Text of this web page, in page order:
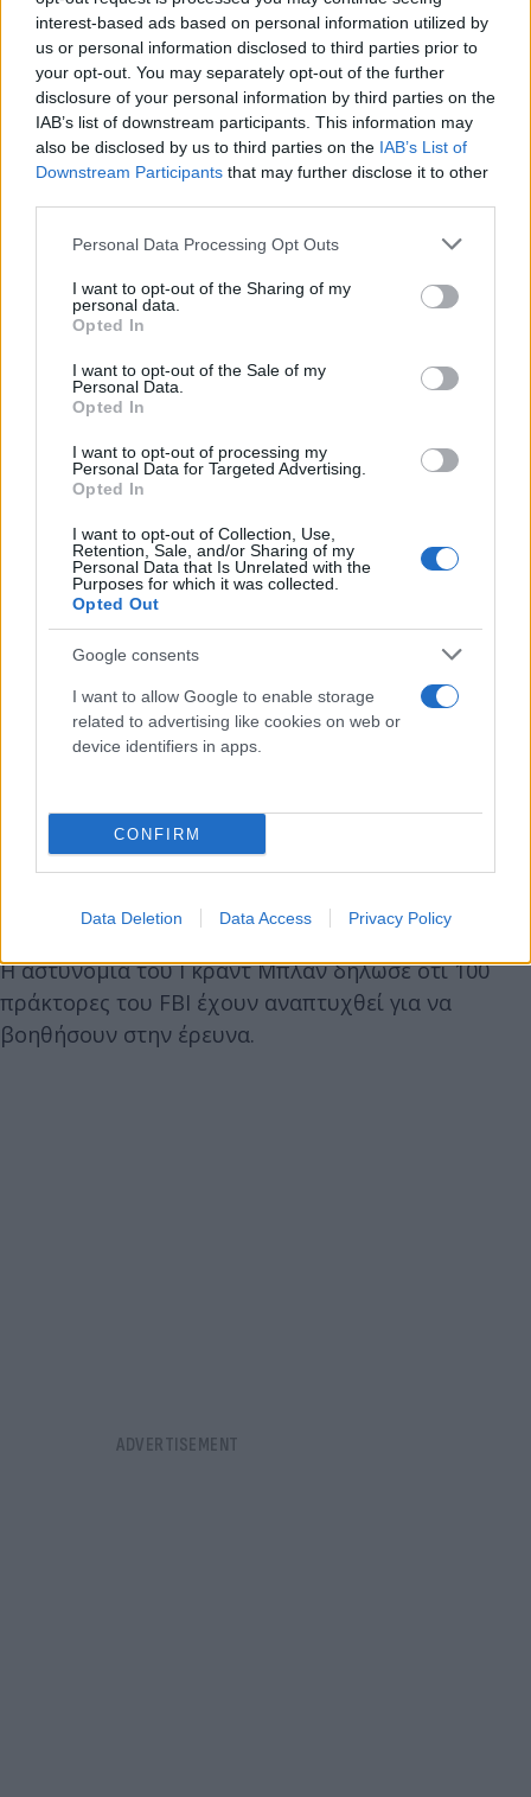
interest-based ads based on personal information utilized by
us or personal information disclosed to third parties prior to
your opt-out. You may separately opt-out of the further
disclosure of your personal information by third parties on the
IAB’s list of downstream participants. This information may
also be disclosed by us to third parties on the IAB’s List of
Downstream Participants that may further disclose it to other
Please note that this website/app uses one or more Google
not limited to your visit or usage behaviour. You may click to
grant or deny consent to Google and its third-party tags to
use your data for below specified purposes in below Google
consent section.
Personal Data Processing Opt Outs
I want to opt-out of the Sharing of my
personal data.
Opted In
I want to opt-out of the Sale of my
Personal Data.
Opted In
I want to opt-out of processing my
Personal Data for Targeted Advertising.
Opted In
I want to opt-out of Collection, Use,
Retention, Sale, and/or Sharing of my
Personal Data that Is Unrelated with the
Purposes for which it was collected.
Opted Out
Google consents
I want to allow Google to enable storage
related to advertising like cookies on web or
device identifiers in apps.
CONFIRM
Data Deletion Data Access Privacy Policy
υπέκυψαν στα τραύματά τους. Αργότερα, στη
διάρκεια έρευνας μέσα στην εκκλησία που
καταστράφηκε από την πυρκαγιά, εντοπίστηκαν
δύο πτώματα την ίδια ώρα που υπάρχουν
αγνοούμενοι χωρίς ωστόσο να έχει γίνει γνωστός ο
πότε και από πού προήλθε η φωτιά και πώς
ξεκίνησε», δήλωσε ο αρχηγός της αστυνομίας ενώ
η επίθεση σε έναν χώρο λατρείας «είναι μια
άνανδρη και εγκληματική πράξη», τόνισε ο
διευθυντής του FBI Κας Πατέλ σε ανάρτησή του.
Η αστυνομία του Γκραντ Μπλαν δήλωσε ότι 100
πράκτορες του FBI έχουν αναπτυχθεί για να
βοηθήσουν στην έρευνα.